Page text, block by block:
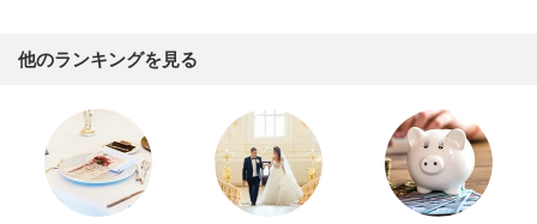
他のランキングを見る